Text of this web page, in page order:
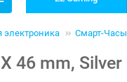
электроника Смарт-Часы
46 mm, Silver